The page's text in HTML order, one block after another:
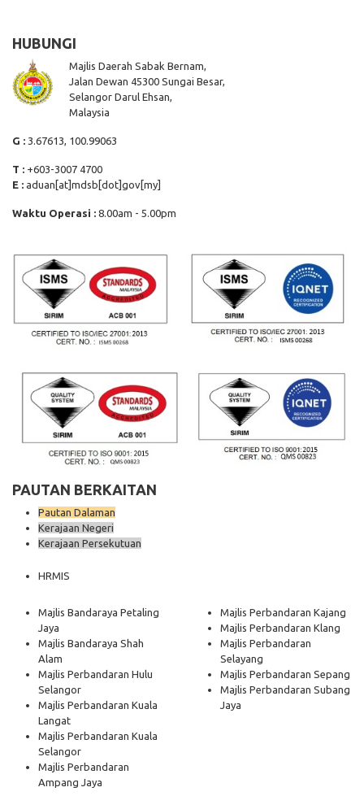
HUBUNGI
Majlis Daerah Sabak Bernam,
Jalan Dewan 45300 Sungai Besar,
Selangor Darul Ehsan,
Malaysia
G : 3.67613, 100.99063
T : +603-3007 4700
E : aduan[at]mdsb[dot]gov[my]
Waktu Operasi : 8.00am - 5.00pm
PAUTAN BERKAITAN
Pautan Dalaman
Kerajaan Negeri
Kerajaan Persekutuan
HRMIS
Majlis Bandaraya Petaling
Jaya
Majlis Bandaraya Shah
Alam
Majlis Perbandaran Hulu
Selangor
Majlis Perbandaran Kuala
Langat
Majlis Perbandaran Kuala
Selangor
Majlis Perbandaran
Ampang Jaya
Majlis Perbandaran Kajang
Majlis Perbandaran Klang
Majlis Perbandaran
Selayang
Majlis Perbandaran Sepang
Majlis Perbandaran Subang
Jaya